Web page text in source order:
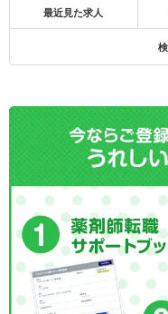
最近見た求人